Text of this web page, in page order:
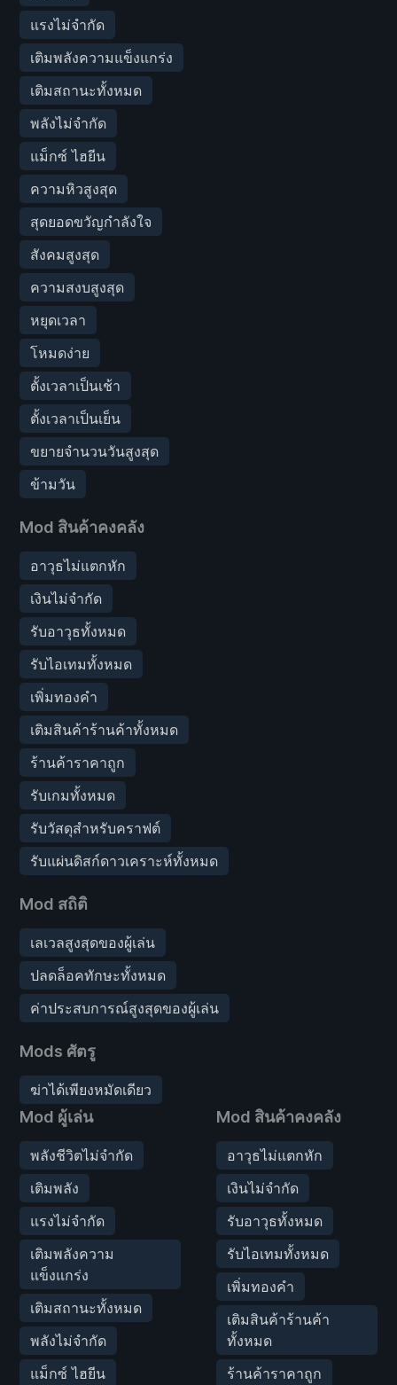
แรงไม่จำกัด
เติมพลังความแข็งแกร่ง
เติมสถานะทั้งหมด
พลังไม่จำกัด
แม็กซ์ ไฮยีน
ความหิวสูงสุด
สุดยอดขวัญกำลังใจ
สังคมสูงสุด
ความสงบสูงสุด
หยุดเวลา
โหมดง่าย
ตั้งเวลาเป็นเช้า
ตั้งเวลาเป็นเย็น
ขยายจำนวนวันสูงสุด
ข้ามวัน
Mod สินค้าคงคลัง
อาวุธไม่แตกหัก
เงินไม่จำกัด
รับอาวุธทั้งหมด
รับไอเทมทั้งหมด
เพิ่มทองคำ
เติมสินค้าร้านค้าทั้งหมด
ร้านค้าราคาถูก
รับเกมทั้งหมด
รับวัสดุสำหรับคราฟต์
รับแผ่นดิสก์ดาวเคราะห์ทั้งหมด
Mod สถิติ
เลเวลสูงสุดของผู้เล่น
ปลดล็อคทักษะทั้งหมด
ค่าประสบการณ์สูงสุดของผู้เล่น
Mods ศัตรู
ฆ่าได้เพียงหมัดเดียว
Mod ผู้เล่น
พลังชีวิตไม่จำกัด
เติมพลัง
แรงไม่จำกัด
เติมพลังความ
แข็งแกร่ง
เติมสถานะทั้งหมด
พลังไม่จำกัด
แม็กซ์ ไฮยีน
Mod สินค้าคงคลัง
อาวุธไม่แตกหัก
เงินไม่จำกัด
รับอาวุธทั้งหมด
รับไอเทมทั้งหมด
เพิ่มทองคำ
เติมสินค้าร้านค้า
ทั้งหมด
ร้านค้าราคาถูก